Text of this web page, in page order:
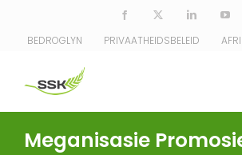
content
Facebook LinkedIn
BEDROGLYN PRIVAATHEIDSBELEID
Meganisasie